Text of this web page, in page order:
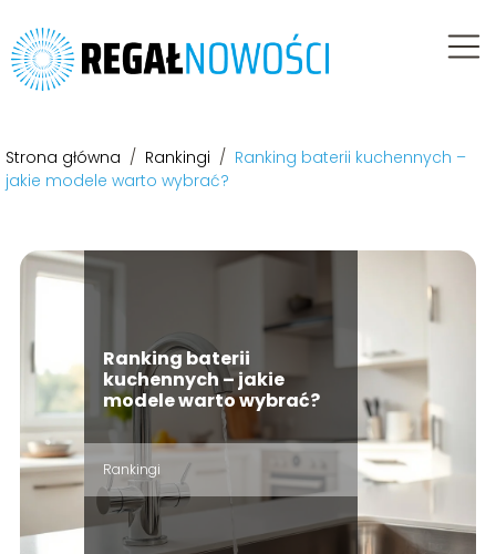
Strona główna / Rankingi / Ranking baterii kuchennych –
jakie modele warto wybrać?
Ranking baterii
kuchennych – jakie
modele warto wybrać?
Rankingi